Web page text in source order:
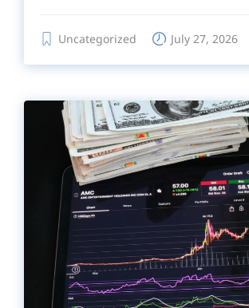
Uncategorized July 27, 2026